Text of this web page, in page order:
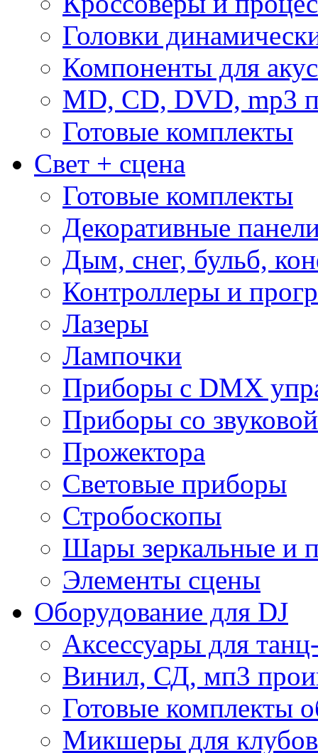
Головки
Компоненты для
MD, CD, DVD, mp3
Готовые комплекты
Свет + сцена
Готовые комплекты
Декоративные
Дым, снег, бульб,
Контроллеры и
Лазеры
Лампочки
Приборы с DMX
Приборы со
Прожектора
Световые приборы
Стробоскопы
Шары зеркальные и
Элементы сцены
Оборудование для DJ
Аксессуары для
Винил, СД, мп3
Готовые комплекты
Микшеры для клубов